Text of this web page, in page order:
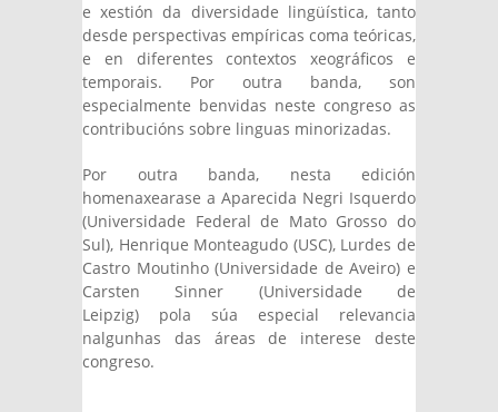
e xestión da diversidade lingüística, tanto
desde perspectivas empíricas coma teóricas,
e en diferentes contextos xeográficos e
temporais. Por outra banda, son
especialmente benvidas neste congreso as
contribucións sobre linguas minorizadas.
Por outra banda, nesta edición
homenaxearase a Aparecida Negri Isquerdo
(Universidade Federal de Mato Grosso do
Sul), Henrique Monteagudo (USC), Lurdes de
Castro Moutinho (Universidade de Aveiro) e
Carsten Sinner (Universidade de
Leipzig) pola súa especial relevancia
nalgunhas das áreas de interese deste
congreso.